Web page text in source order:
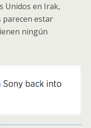
Unidos en Irak,
parecen estar
ningún